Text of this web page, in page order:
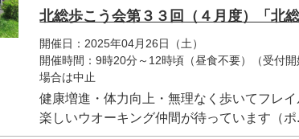
北総歩こう会第３３回（４月度）「北
開催日：2025年04月26日（土）
開催時間：9時20分～12時頃（昼食不要）（受付
場合は中止
健康増進・体力向上・無理なく歩いてフレイ
楽しいウオーキング仲間が待っています（ポ